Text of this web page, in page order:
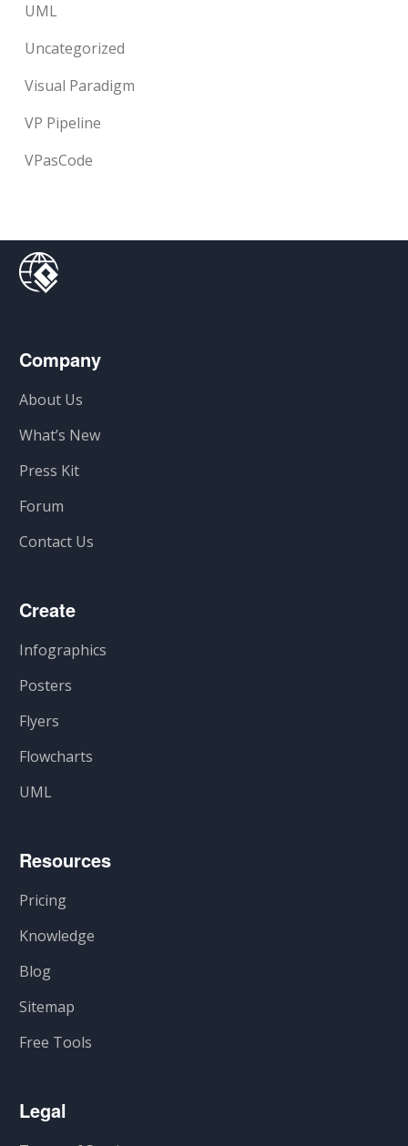
UML
Uncategorized
Visual Paradigm
VP Pipeline
VPasCode
Company
About Us
What’s New
Press Kit
Forum
Contact Us
Create
Infographics
Posters
Flyers
Flowcharts
UML
Resources
Pricing
Knowledge
Blog
Sitemap
Free Tools
Legal